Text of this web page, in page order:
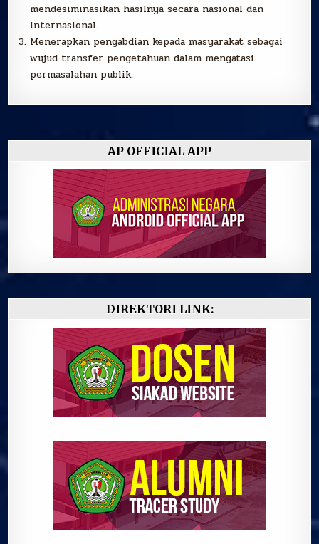
mendesiminasikan hasilnya secara nasional dan
internasional.
Menerapkan pengabdian kepada masyarakat sebagai
wujud transfer pengetahuan dalam mengatasi
permasalahan publik.
AP OFFICIAL APP
DIREKTORI LINK: